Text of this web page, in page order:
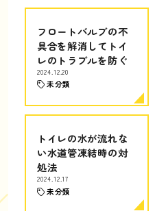
フロートバルブの不
具合を解消してトイ
レのトラブルを防ぐ
2024.12.20
未分類
トイレの水が流れな
い水道管凍結時の対
処法
2024.12.17
未分類